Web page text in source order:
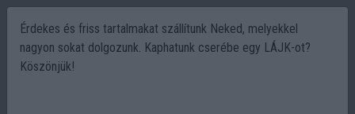
Érdekes és friss tartalmakat szállítunk Neked, melyekkel
nagyon sokat dolgozunk. Kaphatunk cserébe egy LÁJK-ot?
Köszönjük!